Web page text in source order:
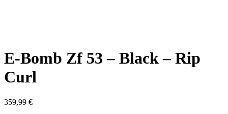
E-Bomb Zf 53 – Black – Rip
Curl
359,99 €